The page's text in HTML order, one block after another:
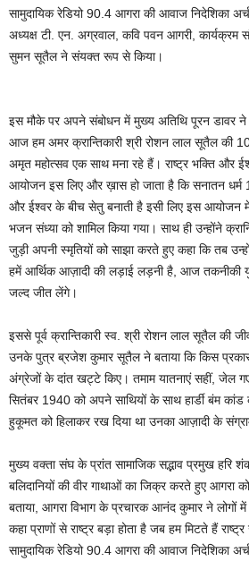
सामुदायिक रेडियो 90.4 आगरा की आवाज निदेशिका
अध्यक्ष टी. एन. अग्रवाल, कवि पवन आगरी,
सुमन सूतैल ने संयक्त रूप से किया।
इस मौके पर अपने संबोधन में मुख्य अतिथि पूरन डावर ने
आज हम अमर क्रान्तिकारी श्री रोशन लाल सूतैल की
अमृत महोत्सव एक साथ मना रहे हैं। राष्ट्र भक्ति और
आयोजन इस लिए और ख़ास हो जाता है कि सनातन धर्म
और ईश्वर के बीच सेतु बनाती है इसी लिए इस आयोजन में
भजन संध्या को शामिल किया गया। साथ ही उन्होंने
जुड़ी अपनी स्मृतियों को साझा करते हुए कहा कि तब
हमें आर्थिक आज़ादी की लड़ाई लड़नी है, आज तकनीकी
जल्द जीत लेंगे।
इससे पूर्व क्रान्तिकारी स्व. श्री रोशन लाल सूतैल की
उनके पुत्र ब्रजेश कुमार सूतैल ने बताया कि किस
अंग्रेजों के दांत खट्टे किए। तमाम यातनाएं सहीं, जेल
सितंबर 1940 को अपने साथियों के साथ हार्डी बंम
हुकूमत को हिलाकर रख दिया था उनका आज़ादी के
मुख्य वक्ता संघ के प्रांत सामाजिक सद्भाव प्रमुख हरि
बलिदानियों की वीर गाथाओं का जिक्र करते हुए आगरा को
बताया, आगरा विभाग के प्रचारक आनंद कुमार ने लोगों
कहा प्राणों से राष्ट्र बड़ा होता है जब हम मिटते हैं
सामुदायिक रेडियो 90.4 आगरा की आवाज निदेशिका